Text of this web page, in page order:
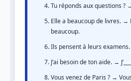
Tu réponds aux questions ?
Elle a beaucoup de livres. →
beaucoup.
Ils pensent à leurs examens.
J’ai besoin de ton aide. →
Vous venez de Paris ? → Vous